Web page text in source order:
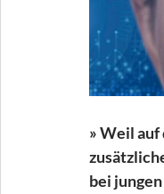
» Weil
bei